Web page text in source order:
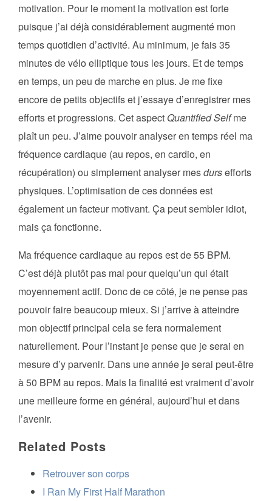
motivation. Pour le moment la motivation est forte
puisque j’ai déjà considérablement augmenté mon
temps quotidien d’activité. Au minimum, je fais 35
minutes de vélo elliptique tous les jours. Et de temps
en temps, un peu de marche en plus. Je me fixe
encore de petits objectifs et j’essaye d’enregistrer mes
efforts et progressions. Cet aspect Quantified Selfme
plaît un peu. J’aime pouvoir analyser en temps réel ma
fréquence cardiaque (au repos, en cardio, en
récupération) ou simplement analyser mesdursefforts
physiques. L’optimisation de ces données est
également un facteur motivant. Ça peut sembler idiot,
mais ça fonctionne.
Ma fréquence cardiaque au repos est de 55 BPM.
C’est déjà plutôt pas mal pour quelqu’un qui était
moyennement actif. Donc de ce côté, je ne pense pas
pouvoir faire beaucoup mieux. Si j’arrive à atteindre
mon objectif principal cela se fera normalement
naturellement. Pour l’instant je pense que je serai en
mesure d’y parvenir. Dans une année je serai peut-être
à 50 BPM au repos. Mais la finalité est vraiment d’avoir
une meilleure forme en général, aujourd’hui et dans
l’avenir.
Related Posts
Retrouver son corps
I Ran My First Half Marathon